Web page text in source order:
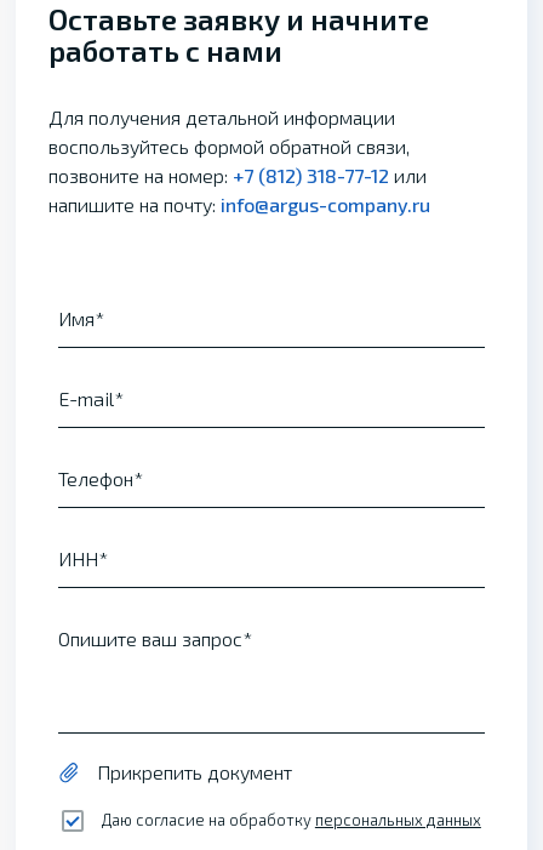
Оставьте заявку и начните
работать с нами
Для получения детальной информации
воспользуйтесь формой обратной связи,
позвоните на номер: +7 (812) 318-77-12 или
напишите на почту: info@argus-company.ru
Имя
E-mail
Телефон
ИНН
Опишите ваш запрос
Прикрепить документ
Даю согласие на обработку персональных данных